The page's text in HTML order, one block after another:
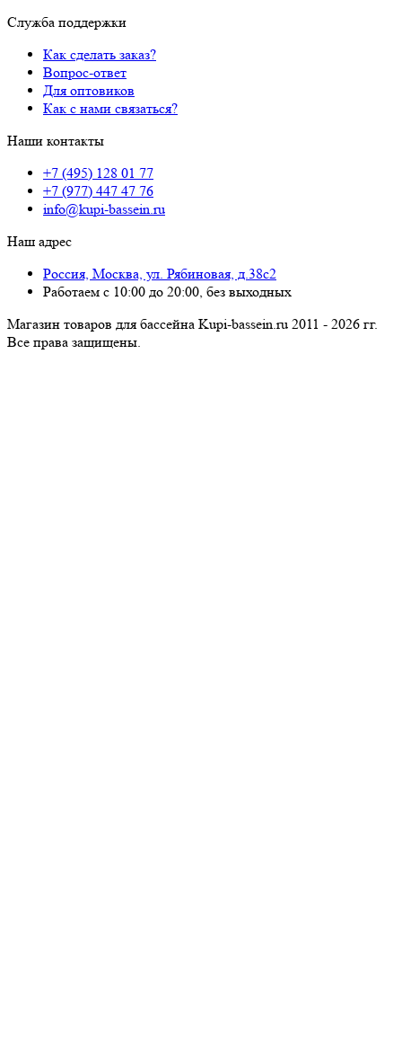
Служба поддержки
Как сделать заказ?
Вопрос-ответ
Для оптовиков
Как с нами связаться?
Наши контакты
+7 (495) 128 01 77
+7 (977) 447 47 76
info@kupi-bassein.ru
Наш адрес
Россия, Москва, ул. Рябиновая, д.38с2
Работаем с 10:00 до 20:00, без выходных
Магазин товаров для бассейна Kupi-bassein.ru 2011 - 2026 гг.
Все пра­ва за­щи­ще­ны.